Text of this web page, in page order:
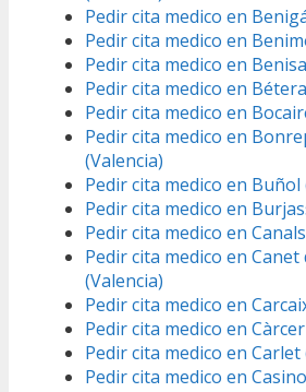
Pedir cita medico en
Pedir cita medico en
Pedir cita medico en
Pedir cita medico en
Pedir cita medico en
Pedir cita medico en
(Valencia)
Pedir cita medico en Buñol
Pedir cita medico en
Pedir cita medico en
Pedir cita medico en Canet
(Valencia)
Pedir cita medico en
Pedir cita medico en
Pedir cita medico en Carlet
Pedir cita medico en